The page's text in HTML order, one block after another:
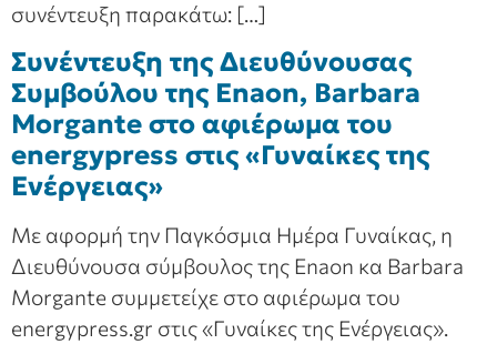
συνέντευξη παρακάτω: […]
Συνέντευξη της Διευθύνουσας
Συμβούλου της Enaon, Barbara
Morgante στο αφιέρωμα του
energypress στις «Γυναίκες της
Ενέργειας»
Με αφορμή την Παγκόσμια Ημέρα Γυναίκας, η
Διευθύνουσα σύμβουλος της Enaon κα Barbara
Morgante συμμετείχε στο αφιέρωμα του
energypress.gr στις «Γυναίκες της Ενέργειας».